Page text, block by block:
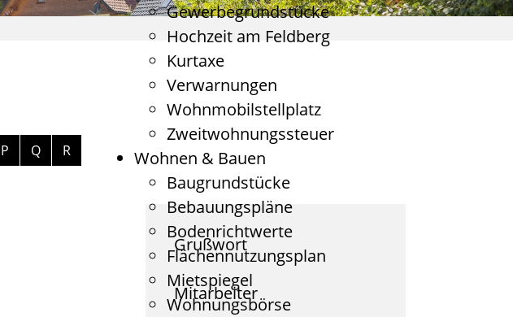
Gewerbegrundstücke
Hochzeit am Feldberg
Kurtaxe
Verwarnungen
Wohnmobilstellplatz
Zweitwohnungssteuer
Wohnen & Bauen
Baugrundstücke
Bebauungspläne
Bodenrichtwerte
Flächennutzungsplan
Mietspiegel
Wohnungsbörse
P Q
R
Grußwort
Mitarbeiter